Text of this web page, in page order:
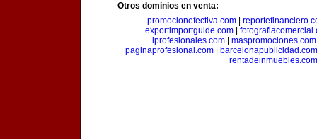
Otros dominios en venta:
promocionefectiva.com
exportimportguide.com
iprofesionales.com
maspromociones.com
paginaprofesional.com|
barcelonapublicidad.com
rentadeinmuebles.com